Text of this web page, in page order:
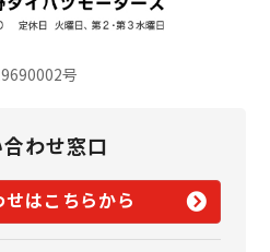
号
わせ窓口
はこちらから